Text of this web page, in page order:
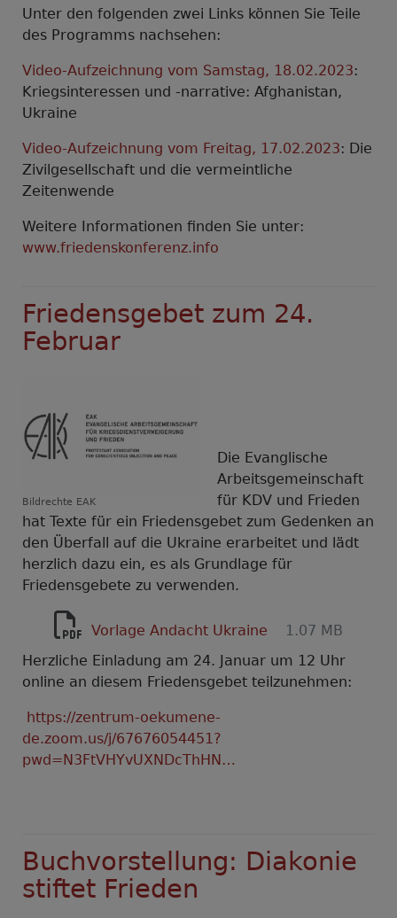
Unter den folgenden zwei Links können Sie Teile
des Programms nachsehen:
Video-Aufzeichnung vom Samstag, 18.02.2023:
Kriegsinteressen und -narrative: Afghanistan,
Ukraine
Video-Aufzeichnung vom Freitag, 17.02.2023: Die
Zivilgesellschaft und die vermeintliche
Zeitenwende
Weitere Informationen finden Sie unter:
www.friedenskonferenz.info
Friedensgebet zum 24.
Februar
Bildrechte EAK
Die Evanglische
Arbeitsgemeinschaft
für KDV und Frieden
hat Texte für ein Friedensgebet zum Gedenken an
den Überfall auf die Ukraine erarbeitet und lädt
herzlich dazu ein, es als Grundlage für
Friedensgebete zu verwenden.
Vorlage Andacht Ukraine
1.07 MB
Herzliche Einladung am 24. Januar um 12 Uhr
online an diesem Friedensgebet teilzunehmen:
https://zentrum-oekumene-
de.zoom.us/j/67676054451?
pwd=N3FtVHYvUXNDcThHN…
Buchvorstellung: Diakonie
stiftet Frieden